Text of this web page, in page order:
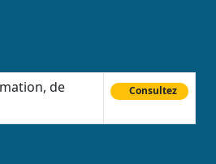
de
Consultez